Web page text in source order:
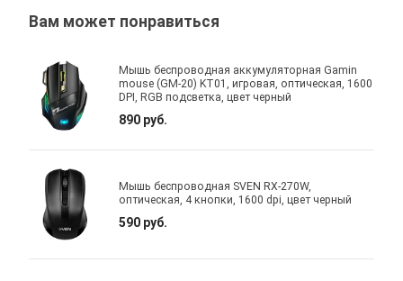
Вам может понравиться
Мышь беспроводная аккумуляторная Gamin
mouse (GM-20) KT01, игровая, оптическая, 1600
DPI, RGB подсветка, цвет черный
890 руб.
Мышь беспроводная SVEN RX-270W,
оптическая, 4 кнопки, 1600 dpi, цвет черный
590 руб.